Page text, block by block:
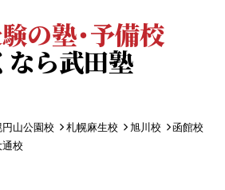
の塾・予備校
なら武田塾
円山公園校 札幌麻生校 旭川校
函館校
校